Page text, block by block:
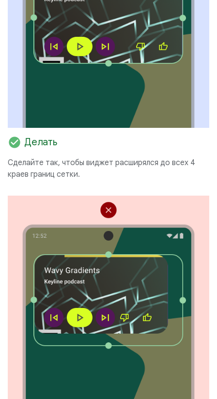
check_circle Делать
Сделайте так, чтобы виджет расширялся до всех 4
краев границ сетки.